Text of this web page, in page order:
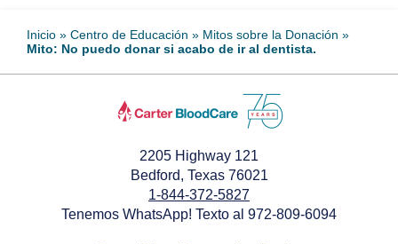
Inicio » Centro de Educación » Mitos sobre la Donación »
Mito: No puedo donar si acabo de ir al dentista.
2205 Highway 121
Bedford, Texas 76021
1-844-372-5827
Tenemos WhatsApp! Texto al 972-809-6094